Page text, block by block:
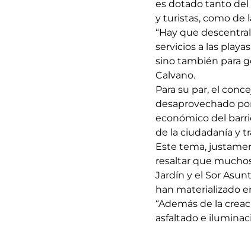
es dotado tanto
y turistas, como de
“Hay que
servicios a las
sino también para
Calvano.
Para su par, el
desaprovechado
económico del
de la ciudadanía y
Este tema,
resaltar que
Jardín y el Sor
han materializado
“Además de la
asfaltado e